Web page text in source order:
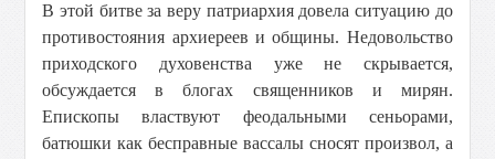
В этой битве за веру патриархия довела ситуацию до
противостояния архиереев и общины. Недовольство
приходского духовенства уже не скрывается,
обсуждается в блогах священников и мирян.
Епископы властвуют феодальными сеньорами,
батюшки как бесправные вассалы сносят произвол, а